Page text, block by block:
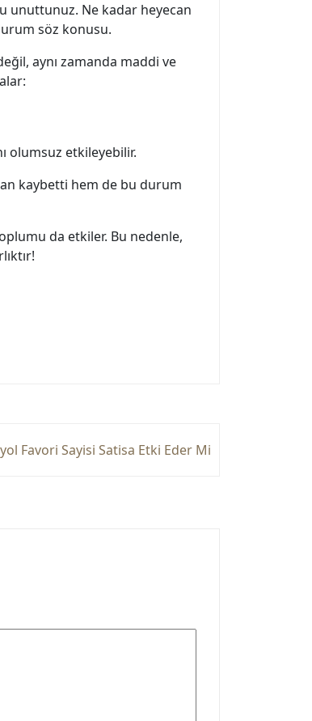
unuttunuz. Ne kadar heyecan
söz konusu.
aynı zamanda maddi ve
olumsuz etkileyebilir.
kaybetti hem de bu durum
da etkiler. Bu nedenle,
Favori Sayisi Satisa Etki Eder Mi